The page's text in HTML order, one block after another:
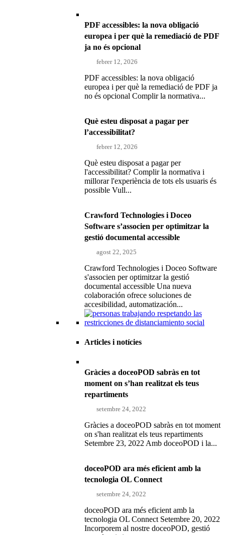
PDF accessibles: la nova obligació
europea i per què la remediació de PDF
ja no és opcional
febrer 12, 2026
PDF accessibles: la nova obligació
europea i per què la remediació de PDF ja
no és opcional Complir la normativa...
Què esteu disposat a pagar per
l’accessibilitat?
febrer 12, 2026
Què esteu disposat a pagar per
l'accessibilitat? Complir la normativa i
millorar l'experiència de tots els usuaris és
possible Vull...
Crawford Technologies i Doceo
Software s’associen per optimitzar la
gestió documental accessible
agost 22, 2025
Crawford Technologies i Doceo Software
s'associen per optimitzar la gestió
documental accessible Una nueva
colaboración ofrece soluciones de
accesibilidad, automatización...
Articles i notícies
Gràcies a doceoPOD sabràs en tot
moment on s’han realitzat els teus
repartiments
setembre 24, 2022
Gràcies a doceoPOD sabràs en tot moment
on s'han realitzat els teus repartiments
Setembre 23, 2022 Amb doceoPOD i la...
doceoPOD ara més eficient amb la
tecnologia OL Connect
setembre 24, 2022
doceoPOD ara més eficient amb la
tecnologia OL Connect Setembre 20, 2022
Incorporem al nostre doceoPOD, gestió